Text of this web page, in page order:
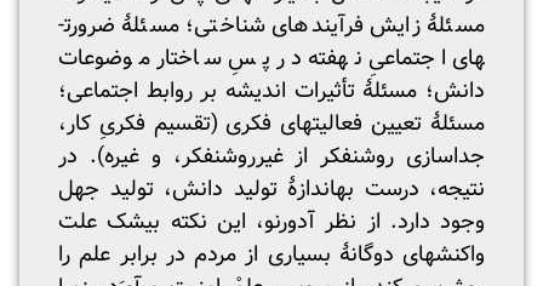
مسئلۀ زایش فرآیندهای شناختی؛ مسئلۀ ضرورت­
های اجتماعیِ نهفته در پسِ ساختار موضوعات
دانش؛ مسئلۀ تأثیرات اندیشه بر روابط اجتماعی؛
مسئلۀ تعیین فعالیت­های فکری (تقسیم فکریِ کار،
جداسازی روشنفکر از غیرروشنفکر، و غیره). در
نتیجه، درست به­اندازۀ تولید دانش، تولید جهل
وجود دارد. از نظر آدورنو، این نکته بی­شک علت
واکنش­های دوگانۀ بسیاری از مردم در برابر علم را